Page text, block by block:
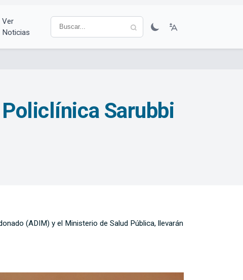
Ver
Noticias
Sarubbi
(ADIM) y el Ministerio de Salud Pública, llevarán